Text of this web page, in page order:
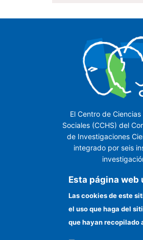
El Centro de
Sociales (CCHS) del
de Investigaciones
integrado por seis
Esta página web
Las cookies de este
el uso que haga del
que hayan recopilado